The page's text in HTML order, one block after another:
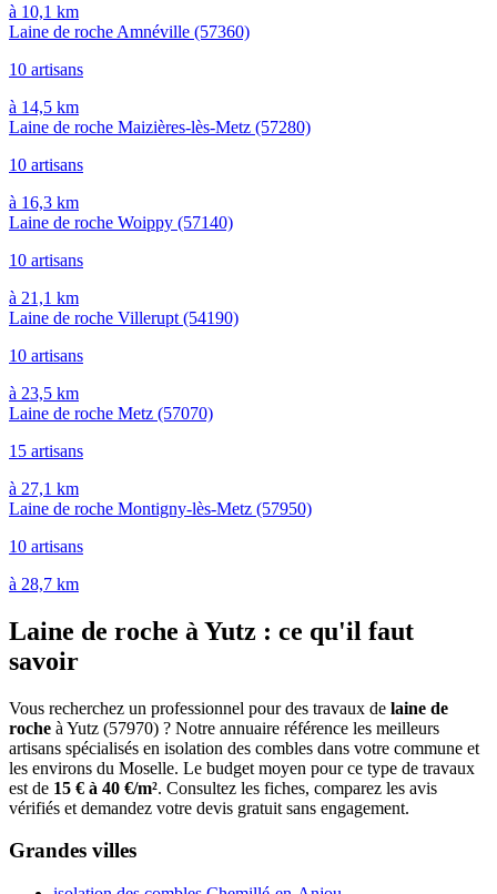
à 10,1 km
Laine de roche Amnéville (57360)
10 artisans
à 14,5 km
Laine de roche Maizières-lès-Metz (57280)
10 artisans
à 16,3 km
Laine de roche Woippy (57140)
10 artisans
à 21,1 km
Laine de roche Villerupt (54190)
10 artisans
à 23,5 km
Laine de roche Metz (57070)
15 artisans
à 27,1 km
Laine de roche Montigny-lès-Metz (57950)
10 artisans
à 28,7 km
Laine de roche à Yutz : ce qu'il faut
savoir
Vous recherchez un professionnel pour des travaux de laine de
roche à Yutz (57970) ? Notre annuaire référence les meilleurs
artisans spécialisés en isolation des combles dans votre commune et
les environs du Moselle. Le budget moyen pour ce type de travaux
est de 15 € à 40 €/m². Consultez les fiches, comparez les avis
vérifiés et demandez votre devis gratuit sans engagement.
Grandes villes